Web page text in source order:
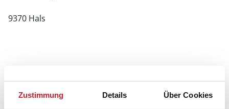
Zustimmung Details Über Cookies
9370 Hals